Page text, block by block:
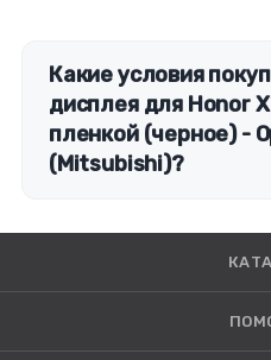
Какие условия
дисплея для Honor
пленкой (черное) -
(Mitsubishi)?